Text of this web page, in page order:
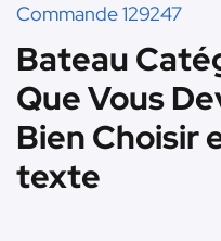
Commande 129247
Bateau
Que Vous
Bien Choisir
texte